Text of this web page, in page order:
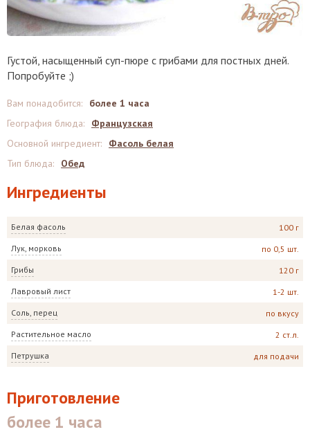
Густой, насыщенный суп-пюре с грибами для постных дней.
Попробуйте ;)
Ингредиенты
Белая фасоль 100 г
Лук, морковь по 0,5 шт.
Грибы 120 г
Лавровый лист 1-2 шт.
Соль, перец по вкусу
Растительное масло 2 ст.л.
Петрушка для подачи
Вам понадобится:
более 1 часа
География блюда:
Французская
Основной ингредиент:
Фасоль белая
Тип блюда: Обед
Приготовление
более 1 часа